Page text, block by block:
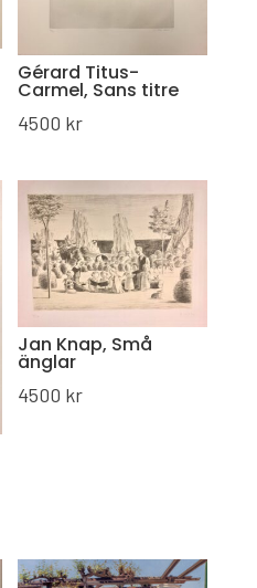
Gérard Titus-
Carmel, Sans titre
4500 kr
Jan Knap, Små
änglar
4500 kr